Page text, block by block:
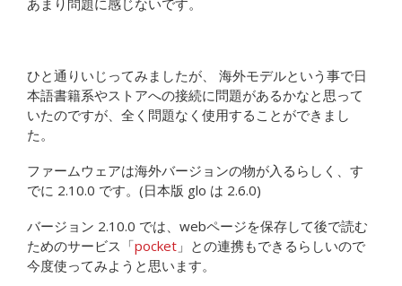
ひと通りいじってみましたが、 海外モデルという事で日
本語書籍系やストアへの接続に問題があるかなと思って
いたのですが、全く問題なく使用することができまし
た。
ファームウェアは海外バージョンの物が入るらしく、す
でに 2.10.0 です。(日本版 glo は 2.6.0)
バージョン 2.10.0 では、webページを保存して後で読む
ためのサービス「pocket 」との連携もできるらしいので
今度使ってみようと思います。